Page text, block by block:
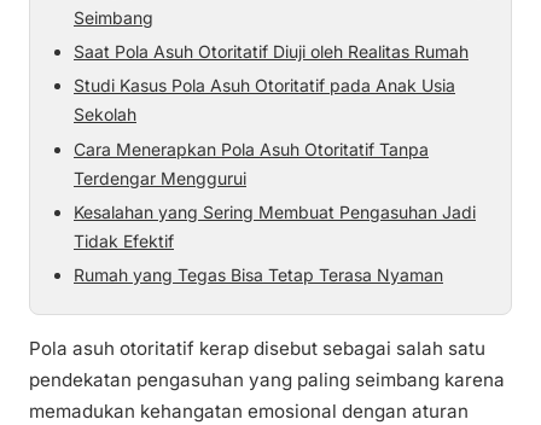
Seimbang
Saat Pola Asuh Otoritatif Diuji oleh Realitas Rumah
Studi Kasus Pola Asuh Otoritatif pada Anak Usia
Sekolah
Cara Menerapkan Pola Asuh Otoritatif Tanpa
Terdengar Menggurui
Kesalahan yang Sering Membuat Pengasuhan Jadi
Tidak Efektif
Rumah yang Tegas Bisa Tetap Terasa Nyaman
Pola asuh otoritatif kerap disebut sebagai salah satu
pendekatan pengasuhan yang paling seimbang karena
memadukan kehangatan emosional dengan aturan